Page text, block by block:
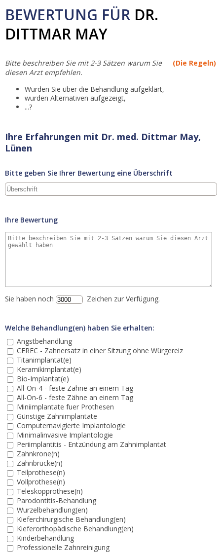
BEWERTUNG FÜR DR.
DITTMAR MAY
(Die Regeln)
Bitte beschreiben Sie mit 2-3 Sätzen warum Sie
diesen Arzt empfehlen.
Wurden Sie über die Behandlung aufgeklärt,
wurden Alternativen aufgezeigt,
...?
Ihre Erfahrungen mit Dr. med. Dittmar May,
Lünen
Bitte geben Sie Ihrer Bewertung eine Überschrift
Ihre Bewertung
Sie haben noch Zeichen zur Verfügung.
Welche Behandlung(en) haben Sie erhalten:
Angstbehandlung
CEREC - Zahnersatz in einer Sitzung ohne Würgereiz
Titanimplantat(e)
Keramikimplantat(e)
Bio-Implantat(e)
All-On-4 - feste Zähne an einem Tag
All-On-6 - feste Zähne an einem Tag
Miniimplantate fuer Prothesen
Günstige Zahnimplantate
Computernavigierte Implantologie
Minimalinvasive Implantologie
Periimplantitis - Entzündung am Zahnimplantat
Zahnkrone(n)
Zahnbrücke(n)
Teilprothese(n)
Vollprothese(n)
Teleskopprothese(n)
Parodontitis-Behandlung
Wurzelbehandlung(en)
Kieferchirurgische Behandlung(en)
Kieferorthopädische Behandlung(en)
Kinderbehandlung
Professionelle Zahnreinigung